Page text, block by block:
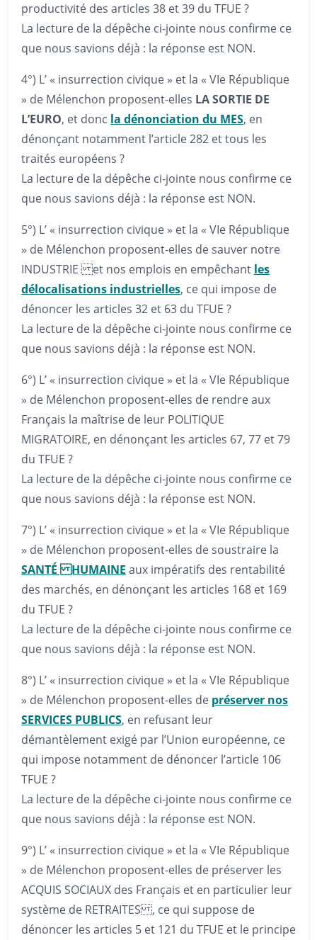
productivité des articles 38 et 39 du TFUE ?
La lecture de la dépêche ci-jointe nous confirme ce
que nous savions déjà : la réponse est NON.
4°) L’ « insurrection civique » et la « VIe République
» de Mélenchon proposent-elles LA SORTIE DE
L’EURO, et donc la dénonciation du MES, en
dénonçant notamment l’article 282 et tous les
traités européens ?
La lecture de la dépêche ci-jointe nous confirme ce
que nous savions déjà : la réponse est NON.
5°) L’ « insurrection civique » et la « VIe République
» de Mélenchon proposent-elles de sauver notre
INDUSTRIE et nos emplois en empêchant les
délocalisations industrielles, ce qui impose de
dénoncer les articles 32 et 63 du TFUE ?
La lecture de la dépêche ci-jointe nous confirme ce
que nous savions déjà : la réponse est NON.
6°) L’ « insurrection civique » et la « VIe République
» de Mélenchon proposent-elles de rendre aux
Français la maîtrise de leur POLITIQUE
MIGRATOIRE, en dénonçant les articles 67, 77 et 79
du TFUE ?
La lecture de la dépêche ci-jointe nous confirme ce
que nous savions déjà : la réponse est NON.
7°) L’ « insurrection civique » et la « VIe République
» de Mélenchon proposent-elles de soustraire la
SANTÉ HUMAINE aux impératifs des rentabilité
des marchés, en dénonçant les articles 168 et 169
du TFUE ?
La lecture de la dépêche ci-jointe nous confirme ce
que nous savions déjà : la réponse est NON.
8°) L’ « insurrection civique » et la « VIe République
» de Mélenchon proposent-elles de préserver nos
SERVICES PUBLICS, en refusant leur
démantèlement exigé par l’Union européenne, ce
qui impose notamment de dénoncer l’article 106
TFUE ?
La lecture de la dépêche ci-jointe nous confirme ce
que nous savions déjà : la réponse est NON.
9°) L’ « insurrection civique » et la « VIe République
» de Mélenchon proposent-elles de préserver les
ACQUIS SOCIAUX des Français et en particulier leur
système de RETRAITES , ce qui suppose de
dénoncer les articles 5 et 121 du TFUE et le principe